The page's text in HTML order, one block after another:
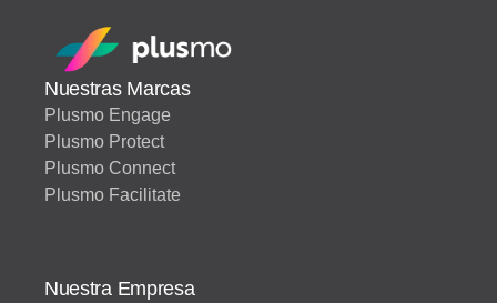
Nuestras Marcas
Plusmo Engage
Plusmo Protect
Plusmo Connect
Plusmo Facilitate
Nuestra Empresa